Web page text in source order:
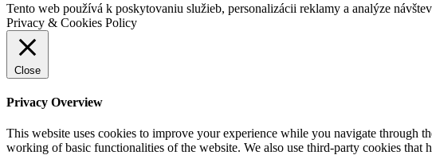
Tento web používá k poskytovaniu služieb, personalizácii reklamy a analýze
Privacy & Cookies Policy
Close
Privacy Overview
This website uses cookies to improve your experience while you navigate through
working of basic functionalities of the website. We also use third-party cookies